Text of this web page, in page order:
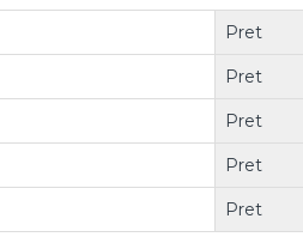
Pret
Pret
Pret
Pret
Pret